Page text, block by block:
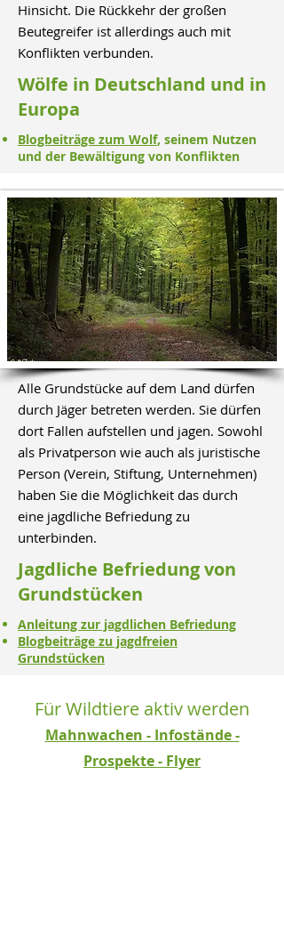
Hinsicht. Die Rückkehr der großen
Beutegreifer ist allerdings auch mit
Konflikten verbunden.
Wölfe in Deutschland und in
Europa
Blogbeiträge zum Wolf, seinem Nutzen
und der Bewältigung von Konflikten
Alle Grundstücke auf dem Land dürfen
durch Jäger betreten werden. Sie dürfen
dort Fallen aufstellen und jagen. Sowohl
als Privatperson wie auch als juristische
Person (Verein, Stiftung, Unternehmen)
haben Sie die Möglichkeit das durch
eine jagdliche Befriedung zu
unterbinden.
Jagdliche Befriedung von
Grundstücken
Anleitung zur jagdlichen Befriedung
Blogbeiträge zu jagdfreien
Grundstücken
Für Wildtiere aktiv werden
Mahnwachen - Infostände -
Prospekte - Flyer